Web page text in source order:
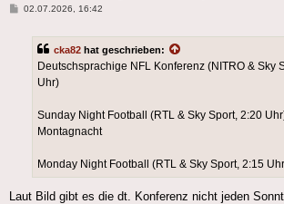
Beitrag
02.07.2026, 16:42
cka82 hat geschrieben:
Deutschsprachige NFL Konferenz (NITRO & Sky
Uhr)
Sunday Night Football (RTL & Sky Sport, 2:20
Montagnacht
Monday Night Football (RTL & Sky Sport, 2:15
Laut Bild gibt es die dt. Konferenz nicht jeden